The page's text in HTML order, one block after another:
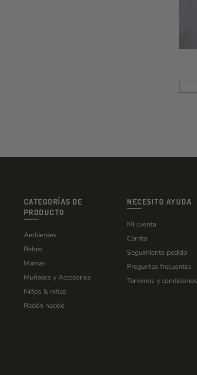
CATEGORÍAS DE
PRODUCTO
Ambientes
Bebes
Mamas
Muñecos y Accesorios
Niños & niñas
Recién nacido
NECESITO AYUDA
Mi cuenta
Carrito
Seguimiento pedido
Preguntas frecuentes
Terminos y condiciones